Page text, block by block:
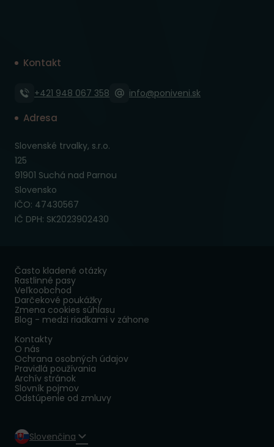
Kontakt
+421 948 067 358 info@poniveni.sk
Adresa
Slovenské trvalky, s.r.o.
125
91901 Suchá nad Parnou
Slovensko
IČO: 47430567
IČ DPH: SK2023902430
Často kladené otázky
Rastlinné pasy
Veľkoobchod
Darčekové poukážky
Zmena cookies súhlasu
Blog - medzi riadkami v záhone
Kontakty
O nás
Ochrana osobných údajov
Pravidlá používania
Archív stránok
Slovník pojmov
Odstúpenie od zmluvy
Slovenčina